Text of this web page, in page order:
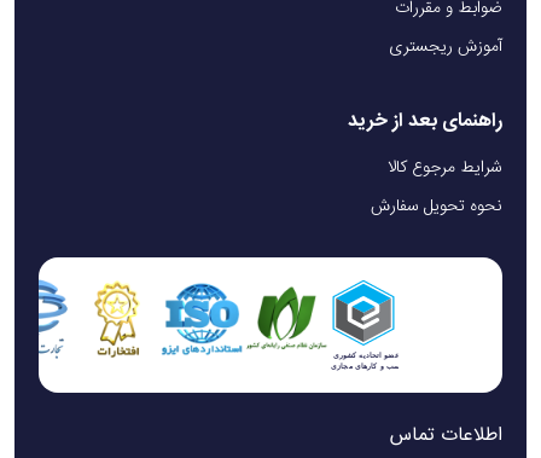
ضوابط و مقررات
آموزش ریجستری
راهنمای بعد از خرید
شرایط مرجوع کالا
نحوه تحویل سفارش
اطلاعات تماس